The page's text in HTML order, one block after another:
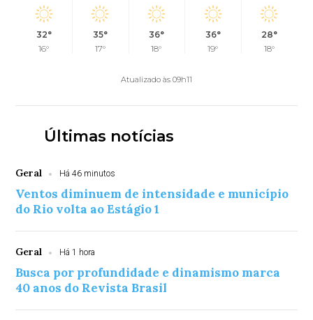
32°
16°
35°
17°
36°
18°
36°
19°
28°
18°
Atualizado às 09h11
Últimas notícias
Geral Há 46 minutos
Ventos diminuem de intensidade e município
do Rio volta ao Estágio 1
Geral Há 1 hora
Busca por profundidade e dinamismo marca
40 anos do Revista Brasil